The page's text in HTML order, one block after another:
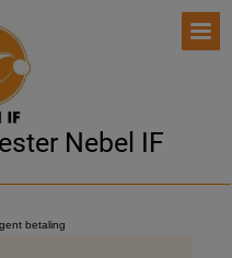
Nebel IF
betaling